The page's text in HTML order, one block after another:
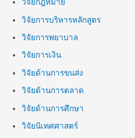
วิจัยการบริหารหลักสูตร
วิจัยการพยาบาล
วิจัยการเงิน
วิจัยด้านการขนส่ง
วิจัยด้านการตลาด
วิจัยด้านการศึกษา
วิจัยนิเทศศาสตร์